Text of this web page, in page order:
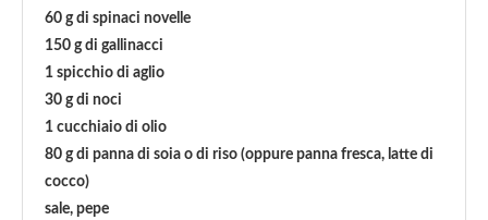
60 g di spinaci novelle
150 g di gallinacci
1 spicchio di aglio
30 g di noci
1 cucchiaio di olio
80 g di panna di soia o di riso (oppure panna fresca, latte di
cocco)
sale, pepe